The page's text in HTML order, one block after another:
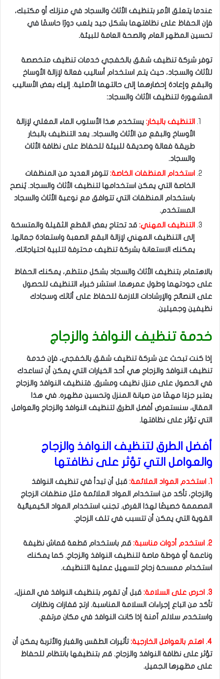
عندما يتعلق الأمر بتنظيف الأثاث والسجاد في منزلك أو مكتبك،
فإن الحفاظ على نظافتهما بشكل جيد يلعب دورًا حاسمًا في
تحسين المظهر العام والصحة العامة للبيئة.
توفر شركة تنظيف شقق بالخفجي خدمات تنظيف متخصصة
للأثاث والسجاد، حيث يتم استخدام أساليب فعالة لإزالة الأوساخ
والبقع وإعادة إحضارهما إلى حالتهما الأصلية. إليك بعض الأساليب
المشهورة لتنظيف الأثاث والسجاد:
التنظيف بالبخار: يستخدم هذا الأسلوب الماء المغلي لإزالة
الأوساخ والبقع من الأثاث والسجاد. يعد التنظيف بالبخار
طريقة فعالة وصديقة للبيئة للحفاظ على نظافة الأثاث
والسجاد.
استخدام المنظفات الخاصة:تتوفر العديد من المنظفات
الخاصة التي يمكن استخدامها لتنظيف الأثاث والسجاد. يُنصح
باستخدام المنظفات التي تتوافق مع نوعية الأثاث والسجاد
المستخدم.
التنظيف المهني: قد تحتاج بعض القطع الثقيلة والمتسخة
إلى التنظيف المهني لإزالة البقع الصعبة واستعادة جمالها.
يمكنك الاستعانة بشركة تنظيف محترفة لتلبية احتياجاتك.
بالاهتمام بتنظيف الأثاث والسجاد بشكل منتظم، يمكنك الحفاظ
على جودتهما وطول عمرهما. استشر خبراء التنظيف للحصول
على النصائح والإرشادات اللازمة للحفاظ على أثاثك وسجادك
نظيفين وجميلين.
خدمة تنظيف النوافذ والزجاج
إذا كنت تبحث عن شركة تنظيف شقق بالخفجي، فإن خدمة
تنظيف النوافذ والزجاج هي أحد الخيارات التي يمكن أن تساعدك
في الحصول على منزل نظيف ومشرق. فتنظيف النوافذ والزجاج
يعتبر جزءًا مهمًا من صيانة المنزل وتحسين مظهره. في هذا
المقال، سنستعرض أفضل الطرق لتنظيف النوافذ والزجاج والعوامل
التي تؤثر على نظافتها.
أفضل الطرق لتنظيف النوافذ والزجاج
والعوامل التي تؤثر على نظافتها
1. استخدم المواد الملائمة:
قبل أن تبدأ في تنظيف النوافذ
والزجاج، تأكد من استخدام المواد الملائمة مثل منظفات الزجاج
المصممة خصيصًا لهذا الغرض. تجنب استخدام المواد الكيميائية
القوية التي يمكن أن تتسبب في تلف الزجاج.
2. استخدم أدوات مناسبة:
قم باستخدام قطعة قماش نظيفة
وناعمة أو فوطة ماصة لتنظيف النوافذ والزجاج. كما يمكنك
استخدام ممسحة زجاج لتسهيل عملية التنظيف.
3. احرص على السلامة:
قبل أن تقوم بتنظيف النوافذ في المنزل،
تأكد من اتباع إجراءات السلامة المناسبة. ارتدِ قفازات ونظارات
واستخدم سلالم آمنة إذا كانت النوافذ في مكان مرتفع.
4. اهتم بالعوامل الخارجية:
تأثيرات الطقس والغبار والأتربة يمكن أن
تؤثر على نظافة النوافذ والزجاج. قم بتنظيفها بانتظام للحفاظ
على مظهرها الجميل.